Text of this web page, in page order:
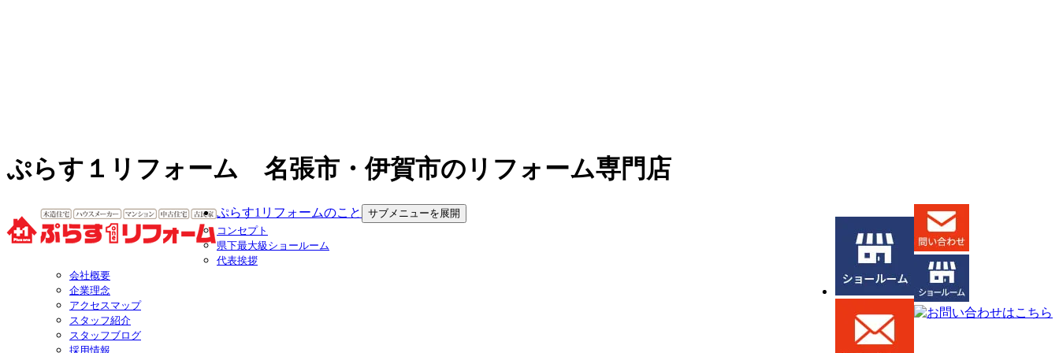
ぷらす１リフォーム 名張市・伊賀市のリフォーム専門店
ぷらす1リフォームのこと
サブメニューを展開
コンセプト
県下最大級ショールーム
代表挨拶
会社概要
企業理念
アクセスマップ
スタッフ紹介
スタッフブログ
採用情報